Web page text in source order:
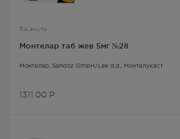
БА внутр
Монтелар таб жев 5мг №28
Монтелар , Sandoz GmbH/Lek d.d., Монтелукаст
1311.00 Р